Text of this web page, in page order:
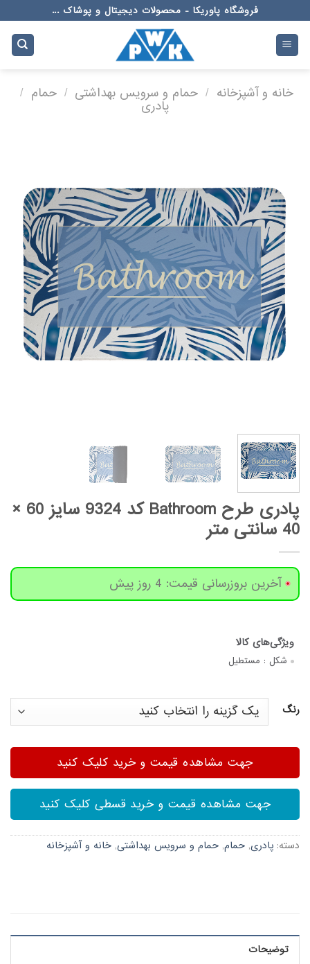
to
content
فروشگاه پاوریکا - محصولات دیجیتال و پوشاک ...
خانه و آشپزخانه / حمام و سرویس بهداشتی / حمام /
پادری
پادری طرح Bathroom کد 9324 سایز 60 ×
40 سانتی متر
آخرین بروزرسانی قیمت: 4 روز پیش
شکل : مستطیل
رنگ
جهت مشاهده قیمت و خرید کلیک کنید
جهت مشاهده قیمت و خرید قسطی کلیک کنید
دسته: پادری, حمام, حمام و سرویس بهداشتی, خانه و آشپزخانه
توضیحات